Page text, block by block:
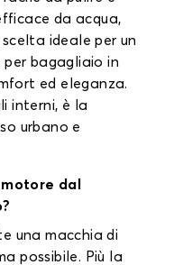
da acqua,
ideale per un
bagagliaio in
ed eleganza.
interni, è la
urbano e
dal
una macchia di
possibile. Più la